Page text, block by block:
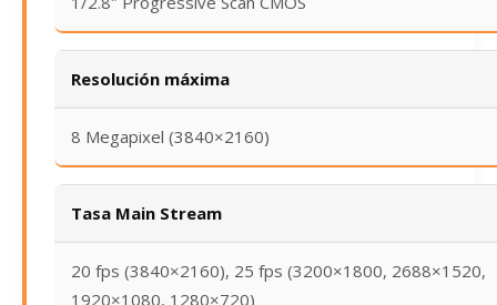
Resolución máxima
8 Megapixel (3840×2160)
Tasa Main Stream
20 fps (3840×2160), 25 fps (3200×1800, 2688×1520,
1920×1080, 1280×720)